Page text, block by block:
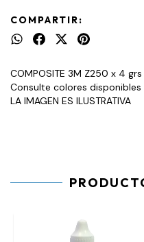
COMPARTIR:
COMPOSITE 3M Z250 x 4
Consulte colores disponibles
LA IMAGEN ES ILUSTRATIVA